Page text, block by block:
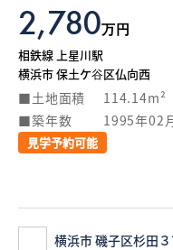
2,780万円
相鉄線 上星川駅
横浜市 保土ケ谷区仏向西
土地面積 114.14m²
築年数
1995年02
見学予約可能
横浜市 磯子区杉田